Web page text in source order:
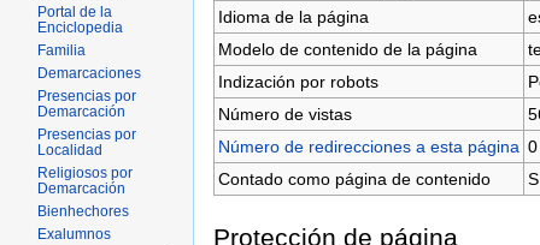
Idioma de la página
Modelo de contenido de la página
Indización por robots
Número de vistas
Número de redirecciones a esta página 0
Contado como página de contenido
Protección de página
Portal de la
Enciclopedia
Familia
Demarcaciones
Presencias por
Demarcación
Presencias por
Localidad
Religiosos por
Demarcación
Bienhechores
Exalumnos